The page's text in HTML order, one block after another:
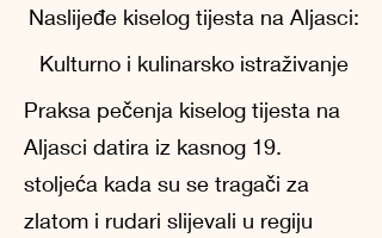
Naslijeđe kiselog tijesta na Aljasci:
Kulturno i kulinarsko istraživanje
Praksa pečenja kiselog tijesta na
Aljasci datira iz kasnog 19.
stoljeća kada su se tragači za
zlatom i rudari slijevali u regiju